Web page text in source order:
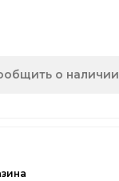
о наличии